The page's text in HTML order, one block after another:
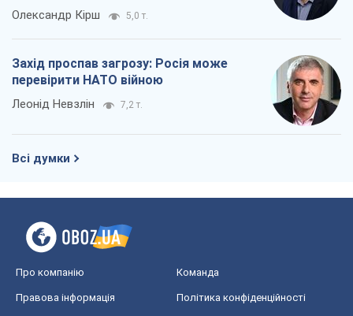
Олександр Кірш 5,0 т.
Захід проспав загрозу: Росія може
перевірити НАТО війною
Леонід Невзлін 7,2 т.
Всі думки
Про компанію Команда
Правова інформація Політика конфіденційності